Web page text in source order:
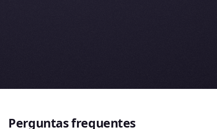
Perguntas frequentes